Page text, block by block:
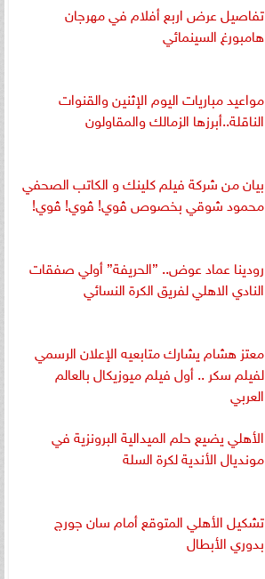
تفاصيل عرض اربع أفلام في مهرجان
هامبورغ السينمائي
مواعيد مباريات اليوم الإثنين والقنوات
الناقلة..أبرزها الزمالك والمقاولون
بيان من شركة فيلم كلينك و الكاتب الصحفي
محمود شوقي بخصوص ڤوي! ڤوي! ڤوي!
رودينا عماد عوض.. ”الحريفة” أولي صفقات
النادي الاهلي لفريق الكرة النسائي
معتز هشام يشارك متابعيه الإعلان الرسمي
لفيلم سكر .. أول فيلم ميوزيكال بالعالم
العربي
الأهلي يضيع حلم الميدالية البرونزية في
مونديال الأندية لكرة السلة
تشكيل الأهلي المتوقع أمام سان جورج
بدوري الأبطال